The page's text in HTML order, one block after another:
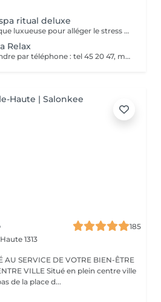
ritual deluxe
Une expérience aromatique luxueuse pour alléger le stress et la tension. Ce massage relaxera votre corps et votre esprit en profondeur. Il vous procurera un sentiment agréable de bien-être, de décontraction des muscles, une meilleure circulation sanguine, de l'hydratation et de la tonicité.
Relax
ce rendez-vous est à prendre par téléphone : tel 45 20 47, merci
185
1313
AU SERVICE DE VOTRE BIEN-ÊTRE
en plein centre ville
de la place d...